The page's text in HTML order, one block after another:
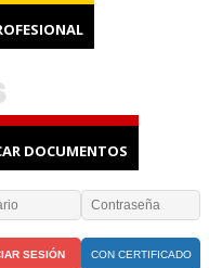
DOCUMENTOS
CON CERTIFICADO